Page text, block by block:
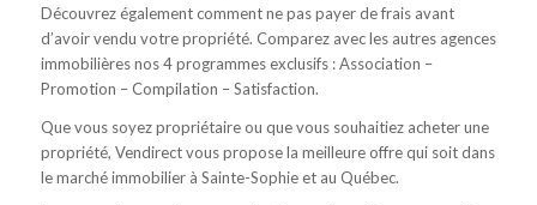
Découvrez également comment ne pas payer de frais avant
d’avoir vendu votre propriété. Comparez avec les autres agences
immobilières nos 4 programmes exclusifs : Association –
Promotion – Compilation – Satisfaction.
Que vous soyez propriétaire ou que vous souhaitiez acheter une
propriété, Vendirect vous propose la meilleure offre qui soit dans
le marché immobilier à Sainte-Sophie et au Québec.